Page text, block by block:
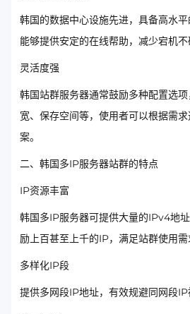
韩国的数据中心设施先进，具备高水平
能够提供安定的在线帮助，减少宕机不
灵活度强
韩国站群服务器通常鼓励多种配置选
宽、保存空间等，使用者可以根据需
案。
二、韩国多IP服务器站群的特点
IP资源丰富
韩国多IP服务器可提供大量的IPv4地
励上百甚至上千的IP，满足站群使用需
多样化IP段
提供多网段IP地址，有效规避同网段IP